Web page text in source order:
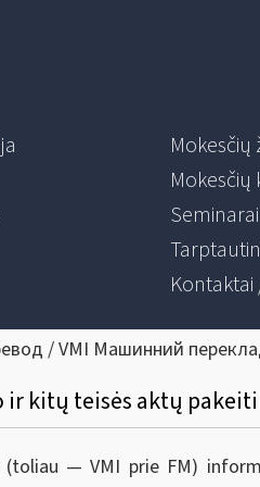
Mokesčių
Seminarai
/ VMI Машинний
ir kitų teisės aktų
(toliau — VMI prie FM)